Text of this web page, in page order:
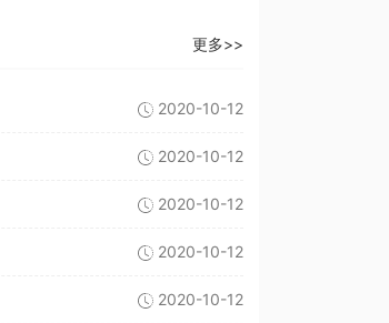
更多>>
2020-10-12
2020-10-12
2020-10-12
2020-10-12
2020-10-12